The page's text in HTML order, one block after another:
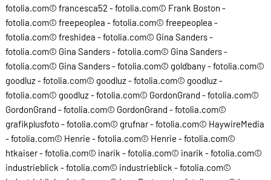
fotolia.com© francesca52 - fotolia.com© Frank Boston -
fotolia.com© freepeoplea - fotolia.com© freepeoplea -
fotolia.com© freshidea - fotolia.com© Gina Sanders -
fotolia.com© Gina Sanders - fotolia.com© Gina Sanders -
fotolia.com© Gina Sanders - fotolia.com© goldbany - fotolia.com©
goodluz - fotolia.com© goodluz - fotolia.com© goodluz -
fotolia.com© goodluz - fotolia.com© GordonGrand - fotolia.com©
GordonGrand - fotolia.com© GordonGrand - fotolia.com©
grafikplusfoto - fotolia.com© grufnar - fotolia.com© HaywireMedia
- fotolia.com© Henrie - fotolia.com© Henrie - fotolia.com©
htkaiser - fotolia.com© inarik - fotolia.com© inarik - fotolia.com©
industrieblick - fotolia.com© industrieblick - fotolia.com©